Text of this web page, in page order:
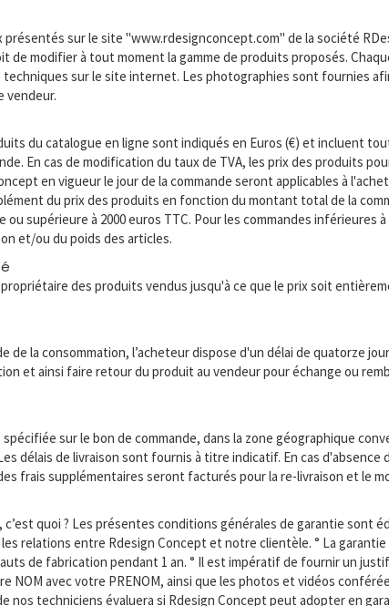
sur le site "www.rdesignconcept.com" de la société
de modifier à tout moment la gamme de produits proposés.
sur le site internet. Les photographies sont fournies
vendeur.
du catalogue en ligne sont indiqués en Euros (€) et incluent
En cas de modification du taux de TVA, les prix des produits
en vigueur le jour de la commande seront applicables à
du prix des produits en fonction du montant total de la
supérieure à 2000 euros TTC. Pour les commandes inférieures
et/ou du poids des articles.
des produits vendus jusqu'à ce que le prix soit
de la consommation, l’acheteur dispose d'un délai de quatorze
et ainsi faire retour du produit au vendeur pour échange ou
sur le bon de commande, dans la zone géographique
délais de livraison sont fournis à titre indicatif. En cas
frais supplémentaires seront facturés pour la re-livraison et le
c’est quoi ? Les présentes conditions générales de garantie sont
relations entre Rdesign Concept et notre clientèle. ° La
de fabrication pendant 1 an. ° Il est impératif de fournir un
NOM avec votre PRENOM, ainsi que les photos et vidéos
nos techniciens évaluera si Rdesign Concept peut adopter en